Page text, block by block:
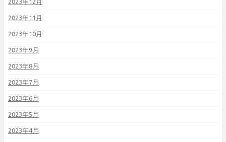
2023年12月
2023年11月
2023年10月
2023年9月
2023年8月
2023年7月
2023年6月
2023年5月
2023年4月